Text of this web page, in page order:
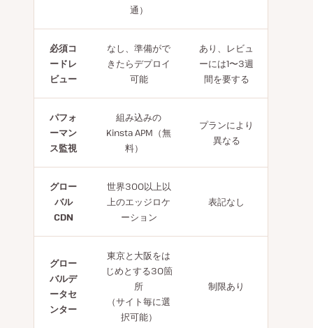
通）
必須コ
ードレ
ビュー
なし、準備がで
きたらデプロイ
可能
あり、レビュ
ーには1〜3週
間を要する
パフォ
ーマン
ス監視
組み込みの
Kinsta APM（無
料）
プランにより
異なる
グロー
バル
CDN
世界300以上以
上のエッジロケ
ーション
表記なし
グロー
バルデ
ータセ
ンター
東京と大阪をは
じめとする30箇
所
（サイト毎に選
択可能）
制限あり